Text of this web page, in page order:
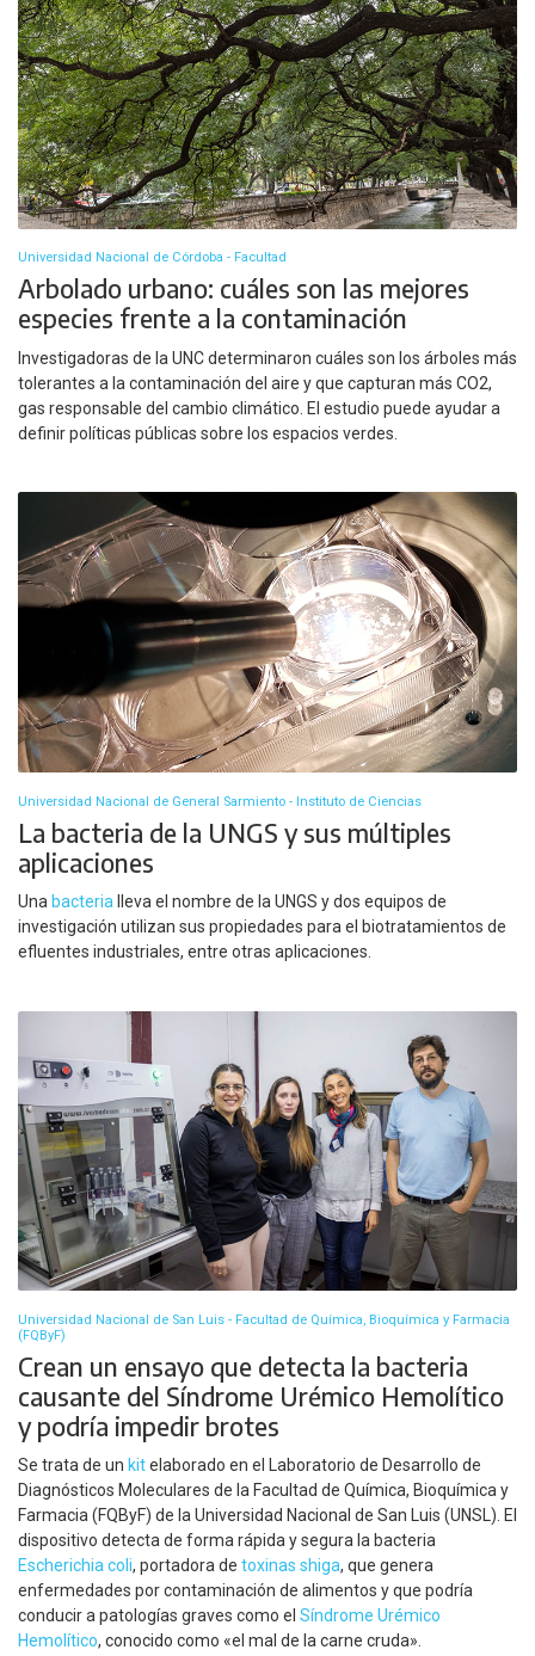
Universidad Nacional de Córdoba - Facultad
Arbolado urbano: cuáles son las mejores
especies frente a la contaminación
Investigadoras de la UNC determinaron cuáles son los árboles más
tolerantes a la contaminación del aire y que capturan más CO2,
gas responsable del cambio climático. El estudio puede ayudar a
definir políticas públicas sobre los espacios verdes.
Universidad Nacional de General Sarmiento - Instituto de Ciencias
La bacteria de la UNGS y sus múltiples
aplicaciones
Una bacteria lleva el nombre de la UNGS y dos equipos de
investigación utilizan sus propiedades para el biotratamientos de
efluentes industriales, entre otras aplicaciones.
Universidad Nacional de San Luis - Facultad de Química, Bioquímica y Farmacia
(FQByF)
Crean un ensayo que detecta la bacteria
causante del Síndrome Urémico Hemolítico
y podría impedir brotes
Se trata de un kitelaborado en el Laboratorio de Desarrollo de
Diagnósticos Moleculares de la Facultad de Química, Bioquímica y
Farmacia (FQByF) de la Universidad Nacional de San Luis (UNSL). El
dispositivo detecta de forma rápida y segura la bacteria
Escherichia coli, portadora de toxinas shiga, que genera
enfermedades por contaminación de alimentos y que podría
conducir a patologías graves como el Síndrome Urémico
Hemolítico, conocido como «el mal de la carne cruda».